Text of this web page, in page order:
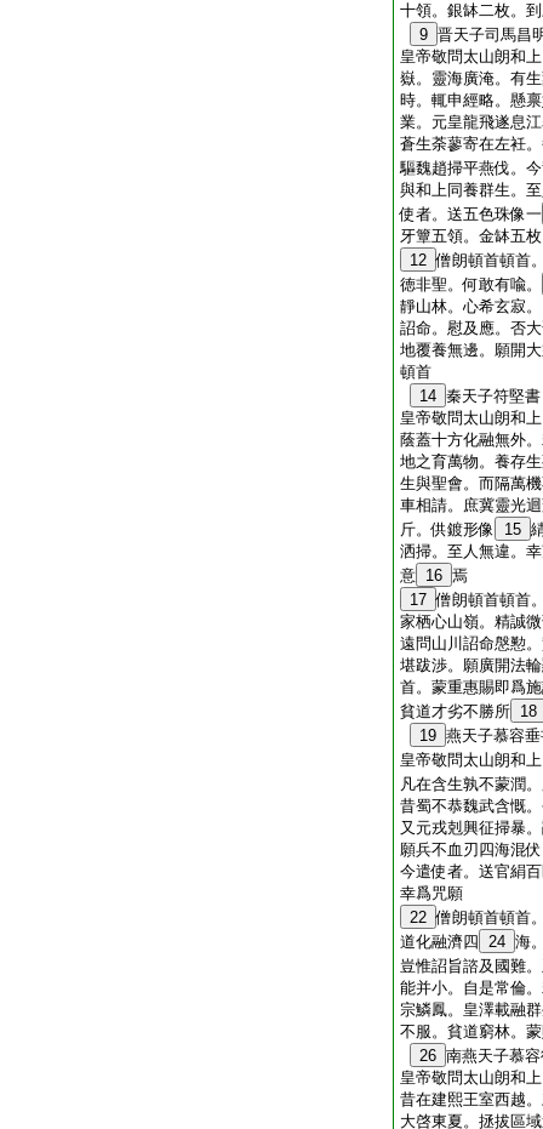
十領。銀缽二枚。
9 晋天子司馬昌
皇帝敬問太山朗和
嶽。靈海廣淹。有
時。輒申經略。懸
業。元皇龍飛遂息
蒼生荼蓼寄在左衽
驅魏趙掃平燕伐。
與和上同養群生。
使者。送五色珠像一
牙簟五領。金缽五
12 僧朗頓首頓首
徳非聖。何敢有喩。
靜山林。心希玄寂
詔命。慰及應。否
地覆養無邊。願開
頓首
14 秦天子符堅書
皇帝敬問太山朗和
蔭蓋十方化融無外
地之育萬物。養存
生與聖會。而隔萬
車相請。庶冀靈光
斤。供鍍形像
15
洒掃。至人無違。
意 16 焉
17 僧朗頓首頓首
家栖心山嶺。精誠
遠問山川詔命慇懃
堪跋渉。願廣開法
首。蒙重惠賜即爲
貧道才劣不勝所 18
19 燕天子慕容
皇帝敬問太山朗和
凡在含生孰不蒙潤
昔蜀不恭魏武含慨
又元戎剋興征掃暴
願兵不血刃四海混
今遣使者。送官絹
幸爲咒願
22 僧朗頓首頓首
道化融濟四 24 海
豈惟詔旨諮及國難
能并小。自是常倫
宗鱗鳳。皇澤載融
不服。貧道窮林。
26 南燕天子慕
皇帝敬問太山朗和
昔在建熙王室西越
大啓東夏。拯拔區